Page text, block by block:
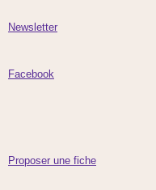
Newsletter
Facebook
Proposer une fiche